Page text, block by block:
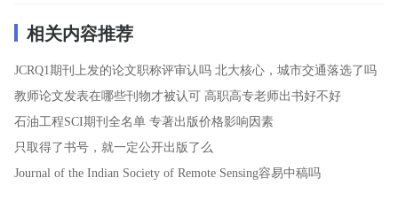
相关内容推荐
JCRQ1期刊上发的论文职称评审认吗 北大核心，城市交通落选了吗
教师论文发表在哪些刊物才被认可 高职高专老师出书好不好
石油工程SCI期刊全名单 专著出版价格影响因素
只取得了书号，就一定公开出版了么
Journal of the Indian Society of Remote Sensing容易中稿吗